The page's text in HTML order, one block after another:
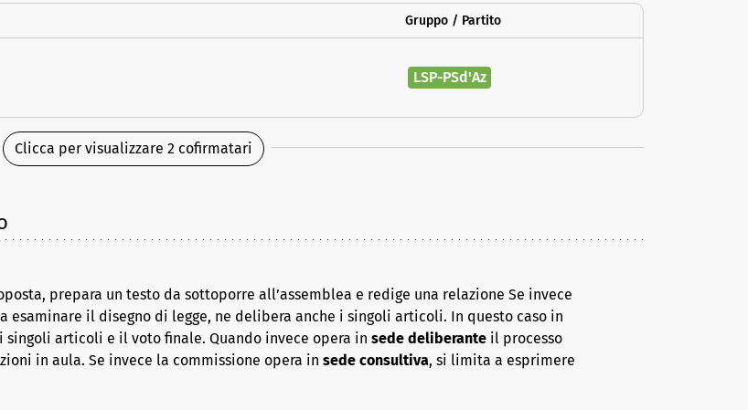
Gruppo / Partito
LSP-PSd'Az
Clicca per visualizzare 2 cofirmatari
prepara un testo da sottoporre all’assemblea e redige una relazione Se invece
esaminare il disegno di legge, ne delibera anche i singoli articoli. In questo caso in
articoli e il voto finale. Quando invece opera in sede deliberante il processo
in aula. Se invece la commissione opera in sede consultiva, si limita a esprimere